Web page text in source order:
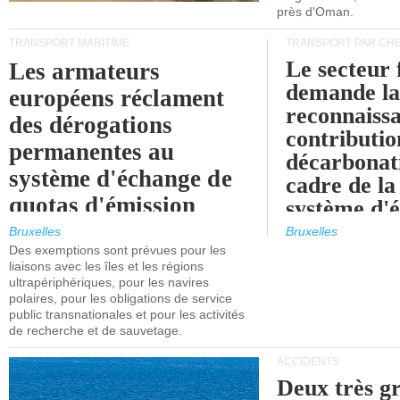
près d'Oman.
TRANSPORT MARITIME
Les armateurs
européens réclament
des dérogations
permanentes au
système d'échange de
quotas d'émission
maritimes de l'UE
après 2030.
Bruxelles
Des exemptions sont prévues pour les
liaisons avec les îles et les régions
ultrapériphériques, pour les navires
polaires, pour les obligations de service
public transnationales et pour les activités
de recherche et de sauvetage.
TRANSPORT PAR
Le
demande la
cadre de
système
quotas
Bruxelles
ACCIDENTS
Deux très